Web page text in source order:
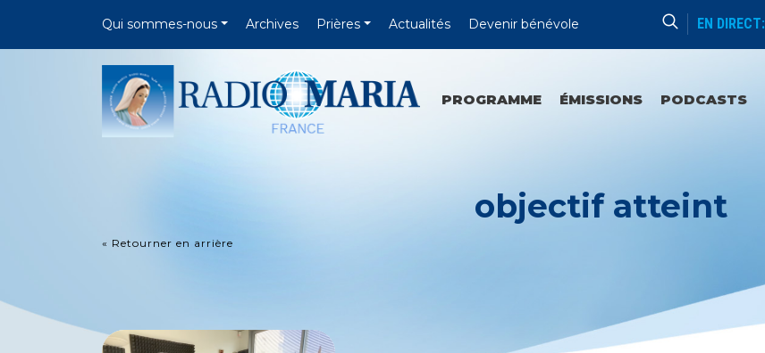
Qui sommes-nous Archives Prières Actualités Devenir bénévole EN DIRECT:
Enseignement
PROGRAMME ÉMISSIONS PODCASTS
objectif atteint
« Retourner en arrière